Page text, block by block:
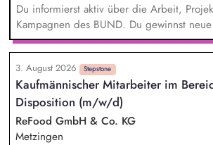
Du informierst aktiv über die Arbeit,
Kampagnen des BUND. Du gewinnst
stärkst damit langfristig den Umwelt- und
beantwortest Fragen zu Umwelt-, Arten-
bestem Wissen und Gewissen. Du
und Aktionen, beispielsweise durch das
Unterschriften für Petitionen.
3. August 2026 Stepstone
Kaufmännischer Mitarbeiter im
Disposition (m/w/d)
ReFood GmbH & Co. KG
Metzingen